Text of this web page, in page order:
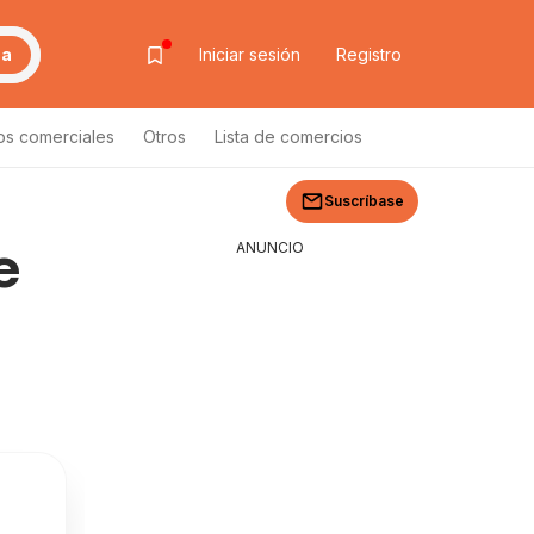
Iniciar sesión Registro
comerciales Otros Lista de comercios
Suscríbase
ANUNCIO